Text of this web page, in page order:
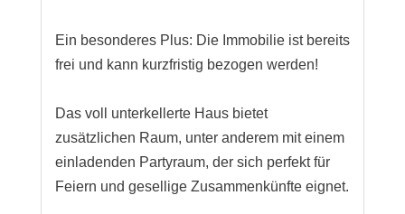
Ein besonderes Plus: Die Immobilie ist bereits
frei und kann kurzfristig bezogen werden!
Das voll unterkellerte Haus bietet
zusätzlichen Raum, unter anderem mit einem
einladenden Partyraum, der sich perfekt für
Feiern und gesellige Zusammenkünfte eignet.